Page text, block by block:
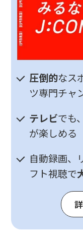
圧倒的なス
ツ専門チャ
テレビでも、
が楽しめる
自動録画、
フト視聴で